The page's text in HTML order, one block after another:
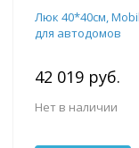
Люк 40*40см,
для автодомов
42 019 руб.
Нет в наличии